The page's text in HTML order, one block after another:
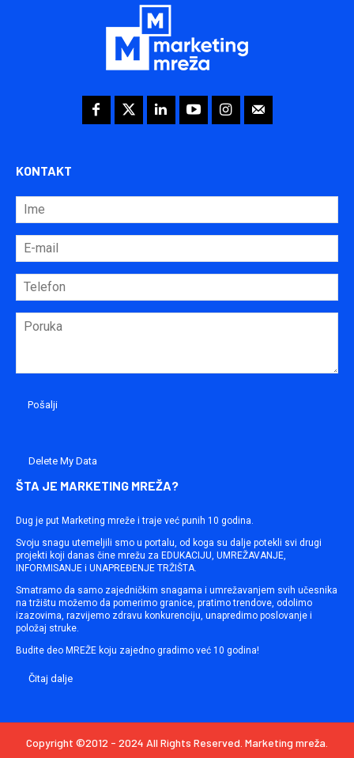
KONTAKT
Delete My Data
ŠTA JE MARKETING MREŽA?
Dug je put Marketing mreže i traje već punih 10 godina.
Svoju snagu utemeljili smo u portalu, od koga su dalje potekli svi drugi
projekti koji danas čine mrežu za EDUKACIJU, UMREŽAVANJE,
INFORMISANJE i UNAPREĐENJE TRŽIŠTA.
Smatramo da samo zajedničkim snagama i umrežavanjem svih učesnika
na tržištu možemo da pomerimo granice, pratimo trendove, odolimo
izazovima, razvijemo zdravu konkurenciju, unapredimo poslovanje i
položaj struke.
Budite deo MREŽE koju zajedno gradimo već 10 godina!
Čitaj dalje
Copyright ©2012 - 2024 All Rights Reserved. Marketing mreža.